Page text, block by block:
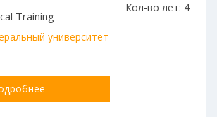
Training
университет
Кол-во лет: 4